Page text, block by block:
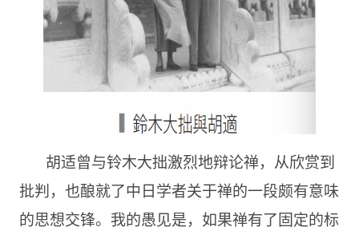
胡适曾与铃木大拙激烈地辩论禅，从欣赏到
批判，也酿就了中日学者关于禅的一段颇有意味
的思想交锋。我的愚见是，如果禅有了固定的标